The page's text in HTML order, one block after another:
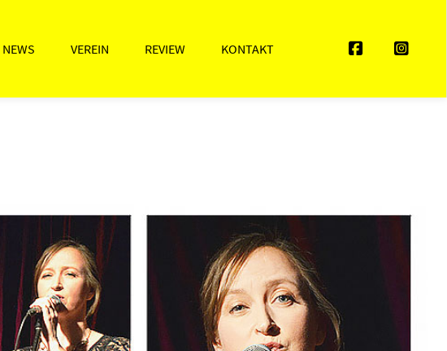
NEWS VEREIN REVIEW KONTAKT